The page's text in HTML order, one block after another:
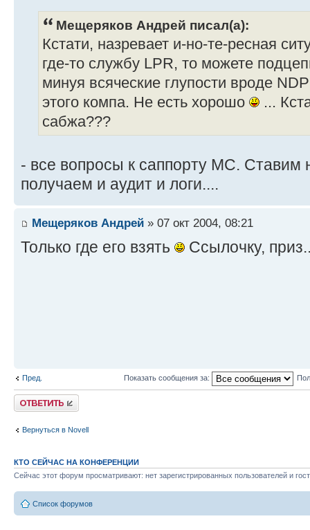
Мещеряков Андрей писал(а):
Кстати, назревает и-но-те-ресная
где-то службу LPR, то можете
минуя всяческие глупости вроде
этого компа. Не есть хорошо
...
сабжа???
- все вопросы к саппорту МС. Ставим
получаем и аудит и логи....
Мещеряков Андрей » 07 окт 2004, 08:21
Только где его взять Ссылочку,
Пред. Показать сообщения за:
Ответить
Вернуться в Novell
КТО СЕЙЧАС НА КОНФЕРЕНЦИИ
Сейчас этот форум просматривают: нет зарегистрированных пользователей и
Список форумов